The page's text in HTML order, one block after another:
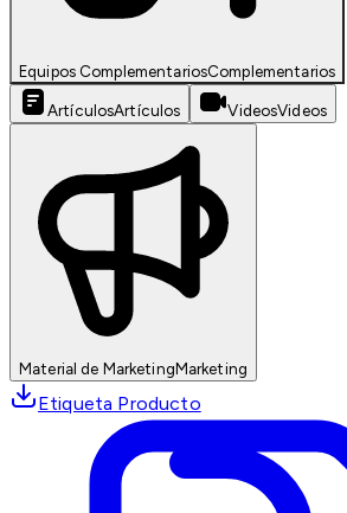
Equipos ComplementariosComplementarios
ArtículosArtículos VideosVideos
Material de MarketingMarketing
Etiqueta Producto